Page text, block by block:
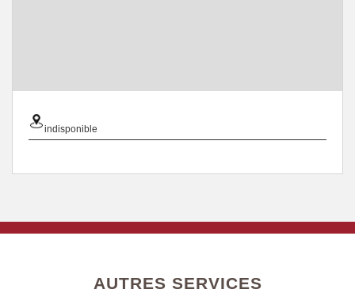
indisponible
AUTRES SERVICES